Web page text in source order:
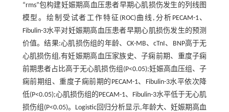
“rms”包构建妊娠期高血压患者早期心肌损伤发生的列线图
模型。绘制受试者工作特征(ROC)曲线,分析PECAM-1、
Fibulin-3水平对妊娠期高血压患者早期心肌损伤发生的预测
价值。结果:心肌损伤组的年龄、CK-MB、cTnI、BNP高于无
心肌损伤组,有妊娠期高血压家族史、子痫前期、重度子痫
前期患者占比高于无心肌损伤组(P<0.05);妊娠高血压组、子
痫前期组、重度子痫前期的PECAM-1、Fibulin-3水平依次降
低(P<0.05);心肌损伤组的PECAM-1、Fibulin-3水平低于无心肌
损伤组(P<0.05)。Logistic回归分析显示,年龄大、妊娠期高血